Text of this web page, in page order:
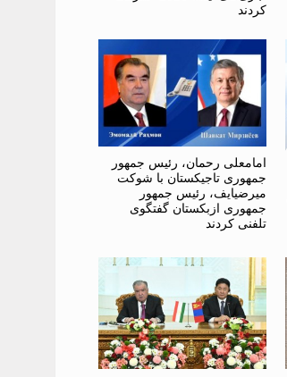
کردند
امامعلی رحمان، رئیس جمهور
جمهوری تاجیکستان با شوکت
میرضیایف، رئیس جمهور
جمهوری ازبکستان گفتگوی
تلفنی کردند